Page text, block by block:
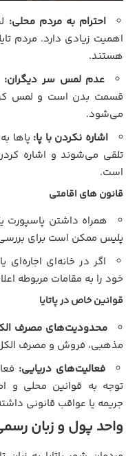
احترام به مردم محلی:
اهمیت زیادی دارد. مردم
هستند.
عدم لمس سر دیگران:
قسمت بدن است و لمس
می‌شود.
اشاره نکردن با پا: پاها
تلقی می‌شوند و اشاره
است.
قانون های اقامتی
همراه داشتن پاسپورت
پلیس ممکن است برای
اگر در خانه‌ای اجاره‌ای
خود را به مقامات مربوطه
قوانین خاص در پاتایا
محدودیت‌های مصرف
مذهبی، فروش و مصرف
فعالیت‌های دریایی:
توجه به قوانین محلی و
جریمه یا عواقب قانونی
واحد پول و زبان رسمی